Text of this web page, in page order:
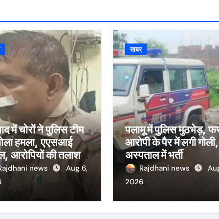
में चोरों ने पुलिस टीम
हमला, एएसआई
आरोपियों की तलाश में
तेज news
Aug 6,
खबर
पलामू में पुलिस मुठभेड़,
आरोपी के पैर में लगी गोली,
अस्पताल में भर्ती
Rajdhani news
2026